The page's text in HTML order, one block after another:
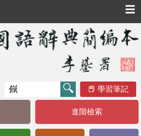
☰
學習筆記
進階檢索